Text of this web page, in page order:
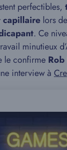
perfectibles,
capillaire lors
. Ce
minutieux
le confirme
interview à